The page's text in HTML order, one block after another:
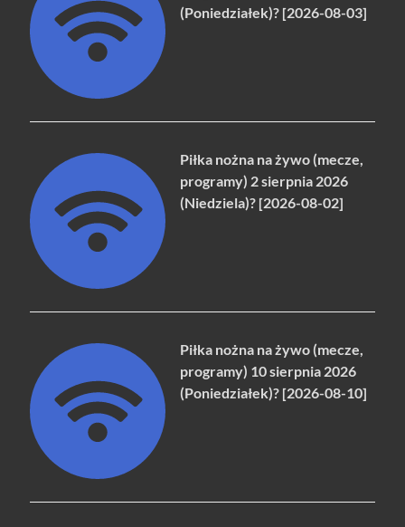
(Poniedziałek)? [2026-08-03]
Piłka nożna na żywo (mecze,
programy) 2 sierpnia 2026
(Niedziela)? [2026-08-02]
Piłka nożna na żywo (mecze,
programy) 10 sierpnia 2026
(Poniedziałek)? [2026-08-10]